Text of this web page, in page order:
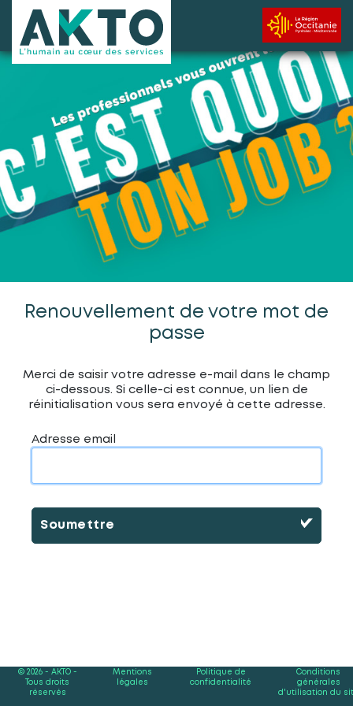
Renouvellement de votre mot de
passe
Merci de saisir votre adresse e-mail dans le champ
ci-dessous. Si celle-ci est connue, un lien de
réinitialisation vous sera envoyé à cette adresse.
Adresse email
Soumettre
© 2026 - AKTO -
Tous droits
réservés
Mentions
légales
Politique de
confidentialité
Conditions
générales
d'utilisation du